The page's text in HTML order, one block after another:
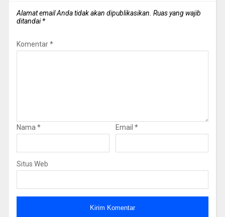
Alamat email Anda tidak akan dipublikasikan. Ruas yang wajib
ditandai*
Komentar*
Nama* Email *
Situs Web